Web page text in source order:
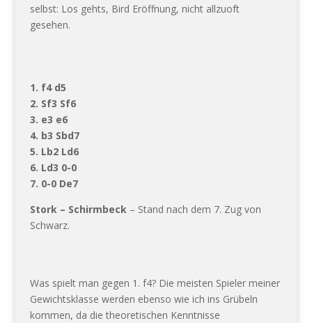
selbst: Los gehts, Bird Eröffnung, nicht allzuoft
gesehen.
1. f4 d5
2. Sf3 Sf6
3. e3 e6
4. b3 Sbd7
5. Lb2 Ld6
6. Ld3 0-0
7. 0-0 De7
Stork – Schirmbeck– Stand nach dem 7. Zug von
Schwarz.
Was spielt man gegen 1. f4? Die meisten Spieler meiner
Gewichtsklasse werden ebenso wie ich ins Grübeln
kommen, da die theoretischen Kenntnisse